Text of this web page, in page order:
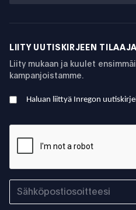
LIITY UUTISKIRJEEN
Liity mukaan ja kuulet
kampanjoistamme.
Haluan liittyä Inregon